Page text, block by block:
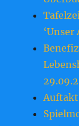
Auftakt